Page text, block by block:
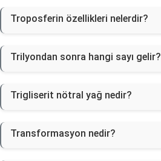
Troposferin özellikleri nelerdir?
Trilyondan sonra hangi sayı gelir?
Trigliserit nötral yağ nedir?
Transformasyon nedir?